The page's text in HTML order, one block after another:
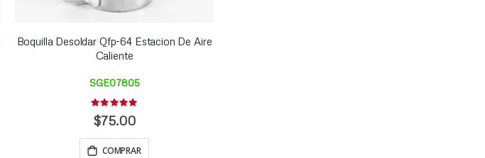
Boquilla Desoldar Qfp-64 Estacion De Aire
Caliente
SGE07805
Rating:
0%
$75.00
COMPRAR